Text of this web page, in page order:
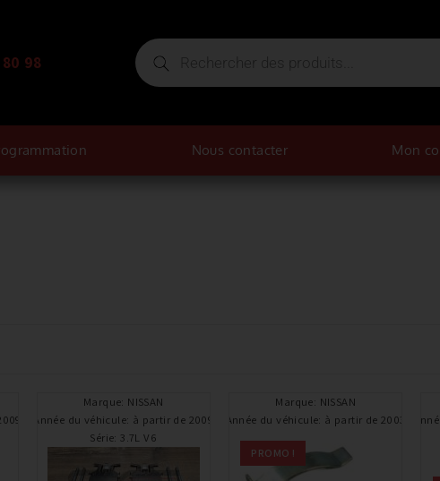
98
Nous contacter Mon
Marque: NISSAN
Année du véhicule: à partir de 2009
Série: 3.7L V6
Marque: NISSAN
Année du véhicule: à partir de 2003
PROMO !